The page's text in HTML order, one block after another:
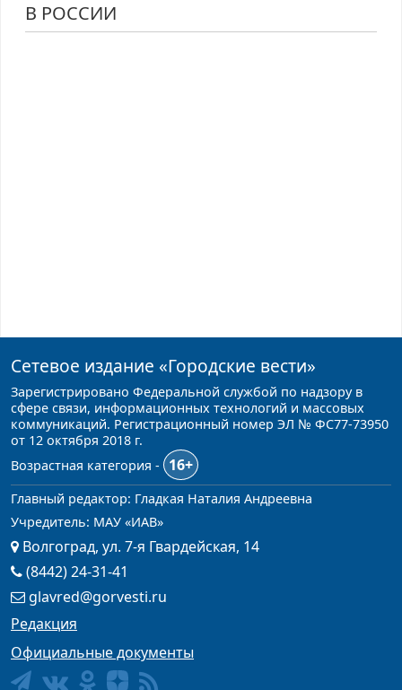
В РОССИИ
Сетевое издание «Городские вести»
Зарегистрировано Федеральной службой по надзору в
сфере связи, информационных технологий и массовых
коммуникаций. Регистрационный номер ЭЛ № ФС77-73950
от 12 октября 2018 г.
Возрастная категория -
16+
Главный редактор: Гладкая Наталия Андреевна
Учредитель: МАУ «ИАВ»
Волгоград, ул. 7-я Гвардейская, 14
(8442) 24-31-41
glavred@gorvesti.ru
Редакция
Официальные документы